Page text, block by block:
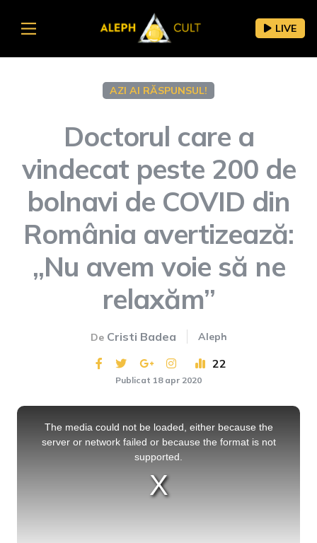
LIVE
AZI AI RĂSPUNSUL!
Doctorul care a
vindecat peste 200 de
bolnavi de COVID din
România avertizează:
„Nu avem voie să ne
relaxăm”
De Cristi Badea Aleph
22
Publicat 18 apr 2020
This
The media could not be loaded, either because the
server or network failed or because the format is not
supported.